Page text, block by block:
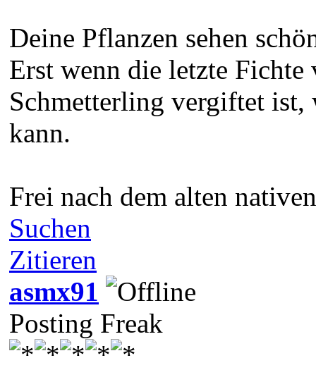
Deine Pflanzen sehen
Erst wenn die letzte
Schmetterling vergiftet ist,
kann.
Frei nach dem alten
Suchen
Zitieren
asmx91
Posting Freak